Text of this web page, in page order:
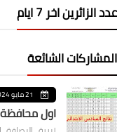
عدد الزائرين اخر 7 ايام
المشاركات الشائعة
21 مايو 2024
اول محافظة